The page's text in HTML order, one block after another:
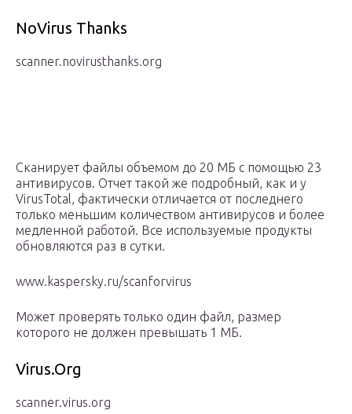
NoVirus Thanks
scanner.novirusthanks.org
Сканирует файлы объемом до 20 МБ с помощью 23
антивирусов. Отчет такой же подробный, как и у
VirusTotal, фактически отличается от последнего
только меньшим количеством антивирусов и более
медленной работой. Все используемые продукты
обновляются раз в сутки.
www.kaspersky.ru/scanforvirus
Может проверять только один файл, размер
которого не должен превышать 1 МБ.
Virus.Org
scanner.virus.org